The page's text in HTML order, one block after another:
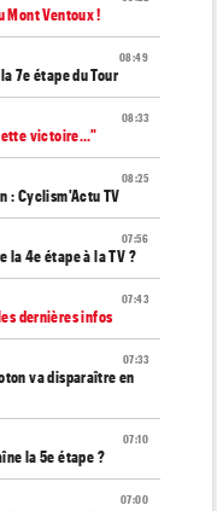
Ventoux !
08:49
7e étape du Tour
08:33
victoire..."
08:25
: Cyclism'Actu TV
07:56
la 4e étape à la TV ?
07:43
dernières infos
07:33
va disparaître en
07:10
la 5e étape ?
07:00